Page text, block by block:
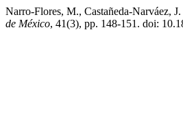
Narro-Flores, M., Castañeda-Narváez,
de México, 41(3), pp. 148-151. doi: